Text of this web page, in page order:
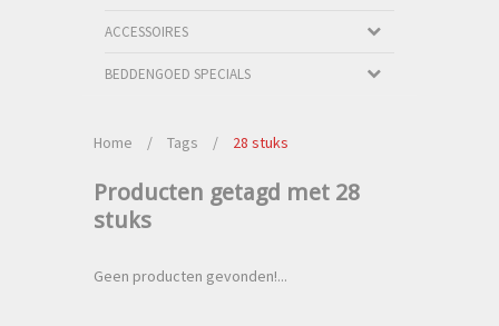
ACCESSOIRES
BEDDENGOED SPECIALS
Home / Tags / 28 stuks
Producten getagd met 28
stuks
Geen producten gevonden!...